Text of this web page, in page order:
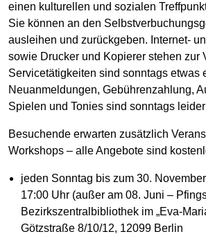
einen kulturellen und sozialen
Sie können an den
ausleihen und zurückgeben. Internet-
sowie Drucker und Kopierer stehen zur
Servicetätigkeiten sind sonntags etwas
Neuanmeldungen, Gebührenzahlung,
Spielen und Tonies sind sonntags
Besuchende erwarten zusätzlich
Workshops – alle Angebote sind
jeden Sonntag bis zum 30.
17:00 Uhr (außer am 08. Juni –
Bezirkszentralbibliothek im „Eva-
Götzstraße 8/10/12, 12099 Berlin